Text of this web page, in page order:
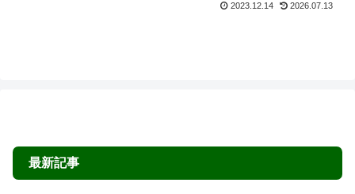
りの超激辛麺に悶絶。激辛好きは必見の
2023.12.14 2026.07.13
最新記事